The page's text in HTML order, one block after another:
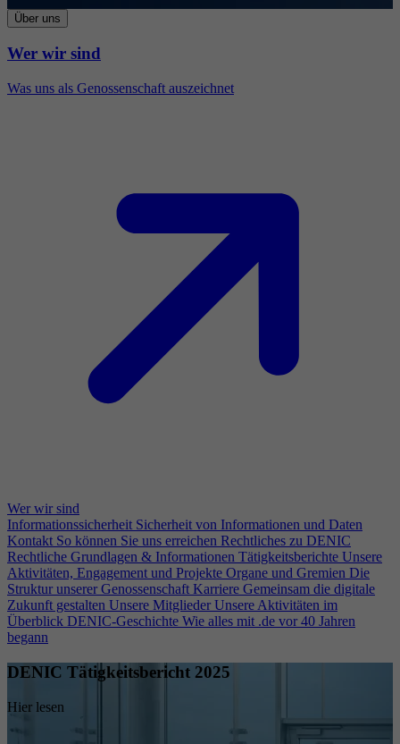
Über uns
Wer wir sind
Was uns als Genossenschaft auszeichnet
Wer wir sind
Informationssicherheit Sicherheit von Informationen und Daten
Kontakt So können Sie uns erreichen Rechtliches zu DENIC
Rechtliche Grundlagen & Informationen Tätigkeitsberichte Unsere
Aktivitäten, Engagement und Projekte Organe und Gremien Die
Struktur unserer Genossenschaft Karriere Gemeinsam die digitale
Zukunft gestalten Unsere Mitglieder Unsere Aktivitäten im
Überblick DENIC-Geschichte Wie alles mit .de vor 40 Jahren
begann
DENIC Tätigkeitsbericht 2025
Hier lesen